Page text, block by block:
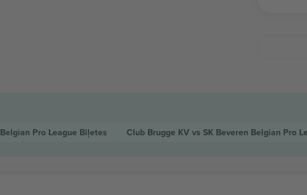
Belgian Pro League Biļetes Club Brugge KV vs SK Beveren Belgian Pro